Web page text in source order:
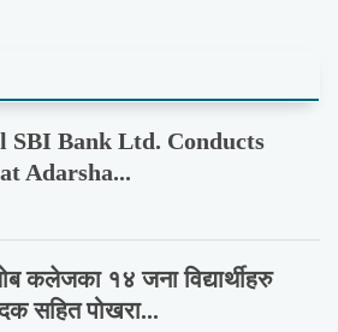
SBI Bank Ltd. Conducts
Adarsha...
कलेजका १४ जना विद्यार्थीहरु
सहित पोखरा...